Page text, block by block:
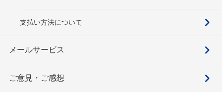
支払い方法について
メールサービス
ご意見・ご感想